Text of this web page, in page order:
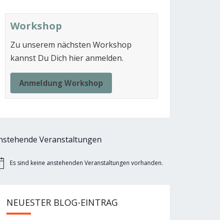
Workshop
Zu unserem nächsten Workshop
kannst Du Dich hier anmelden.
Anmeldung Workshop
Veranstaltungen
Es sind keine anstehenden Veranstaltungen vorhanden.
NEUESTER BLOG-EINTRAG